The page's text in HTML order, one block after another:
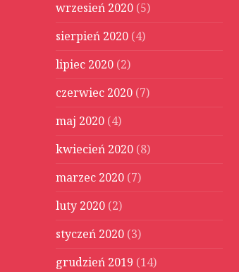
wrzesień 2020 (5)
sierpień 2020 (4)
lipiec 2020 (2)
czerwiec 2020 (7)
maj 2020 (4)
kwiecień 2020 (8)
marzec 2020 (7)
luty 2020 (2)
styczeń 2020 (3)
grudzień 2019 (14)